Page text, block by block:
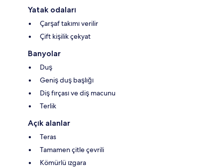
Yatak odaları
Çarşaf takımı verilir
Çift kişilik çekyat
Banyolar
Duş
Geniş duş başlığı
Diş fırçası ve diş macunu
Terlik
Açık alanlar
Teras
Tamamen çitle çevrili
Kömürlü ızgara